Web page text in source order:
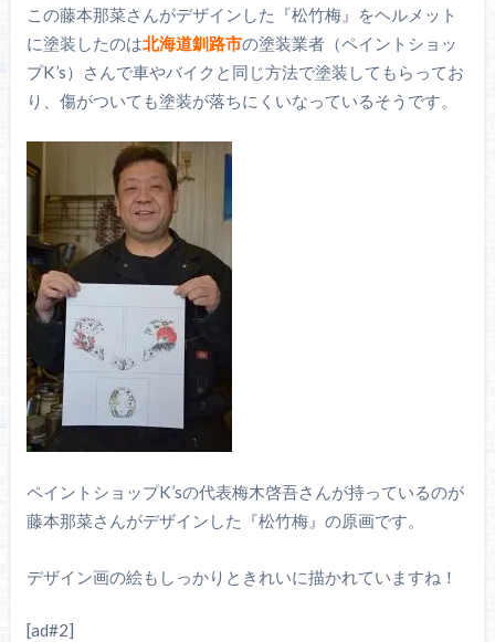
この藤本那菜さんがデザインした『松竹梅』をヘルメット
に塗装したのは北海道釧路市の塗装業者（ペイントショッ
プK’s）さんで車やバイクと同じ方法で塗装してもらってお
り、傷がついても塗装が落ちにくいなっているそうです。
ペイントショップK’sの代表梅木啓吾さんが持っているのが
藤本那菜さんがデザインした『松竹梅』の原画です。
デザイン画の絵もしっかりときれいに描かれていますね！
[ad#2]